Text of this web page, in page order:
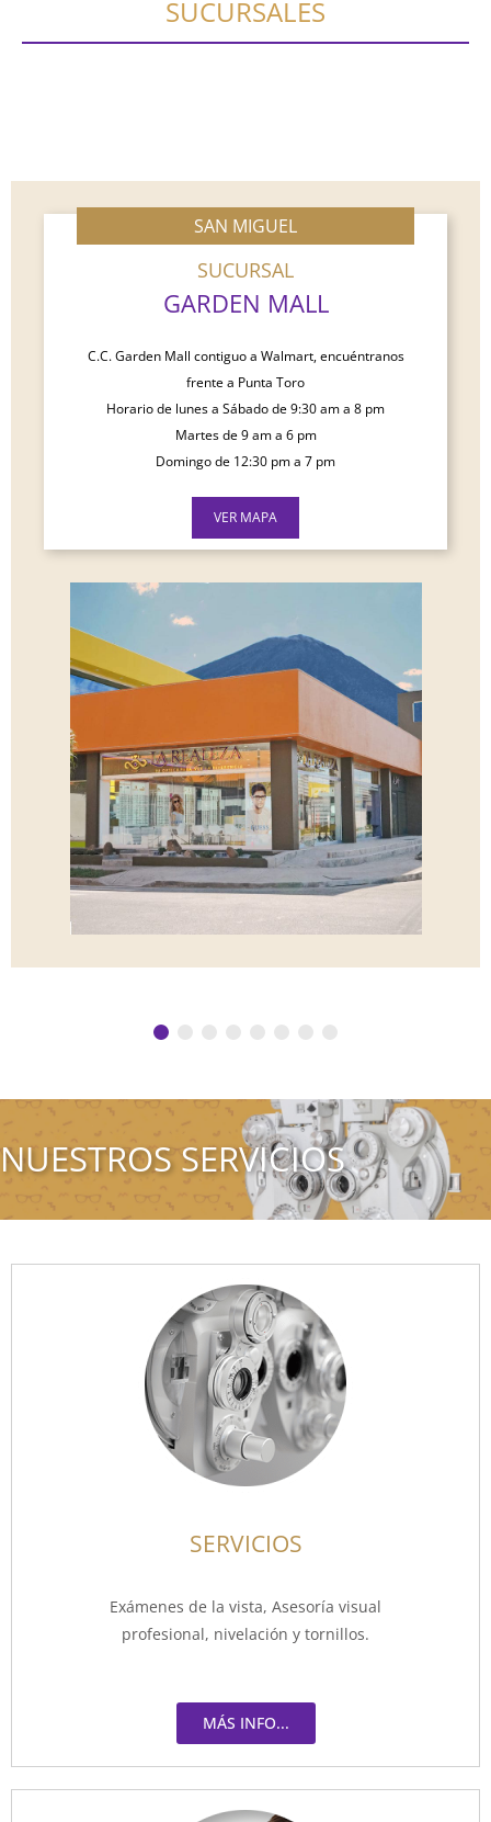
SUCURSALES
SAN MIGUEL
SUCURSAL
GARDEN MALL
C.C. Garden Mall contiguo a Walmart, encuéntranos
frente a Punta Toro
Horario de lunes a Sábado de 9:30 am a 8 pm
Martes de 9 am a 6 pm
Domingo de 12:30 pm a 7 pm
VER MAPA
NUESTROS SERVICIOS
SERVICIOS
Exámenes de la vista, Asesoría visual
profesional, nivelación y tornillos.
MÁS INFO...